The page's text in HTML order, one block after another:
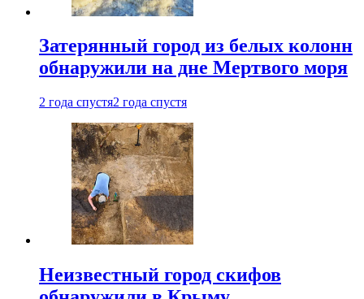
Затерянный город из белых колонн
обнаружили на дне Мертвого моря
2 года спустя2 года спустя
Неизвестный город скифов